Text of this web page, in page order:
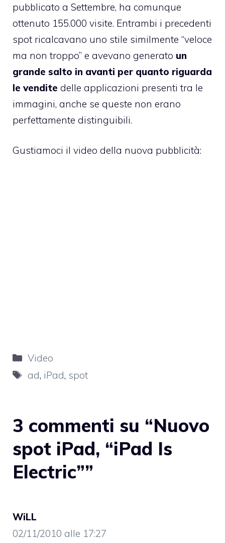
pubblicato a Settembre, ha comunque
ottenuto 155.000 visite. Entrambi i precedenti
spot ricalcavano uno stile similmente “veloce
ma non troppo” e avevano generato un
grande salto in avanti per quanto riguarda
le vendite delle applicazioni presenti tra le
immagini, anche se queste non erano
perfettamente distinguibili.
Gustiamoci il video della nuova pubblicità:
Categorie
Video
Tag
ad, iPad, spot
3 commenti su “Nuovo
spot iPad, “iPad Is
Electric””
WiLL
02/11/2010 alle 17:27